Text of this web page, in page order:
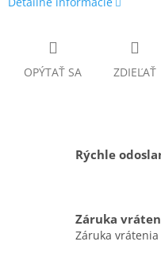
OPÝTAŤ SA ZDIEĽAŤ
Rýchle
Záruka
Záruka